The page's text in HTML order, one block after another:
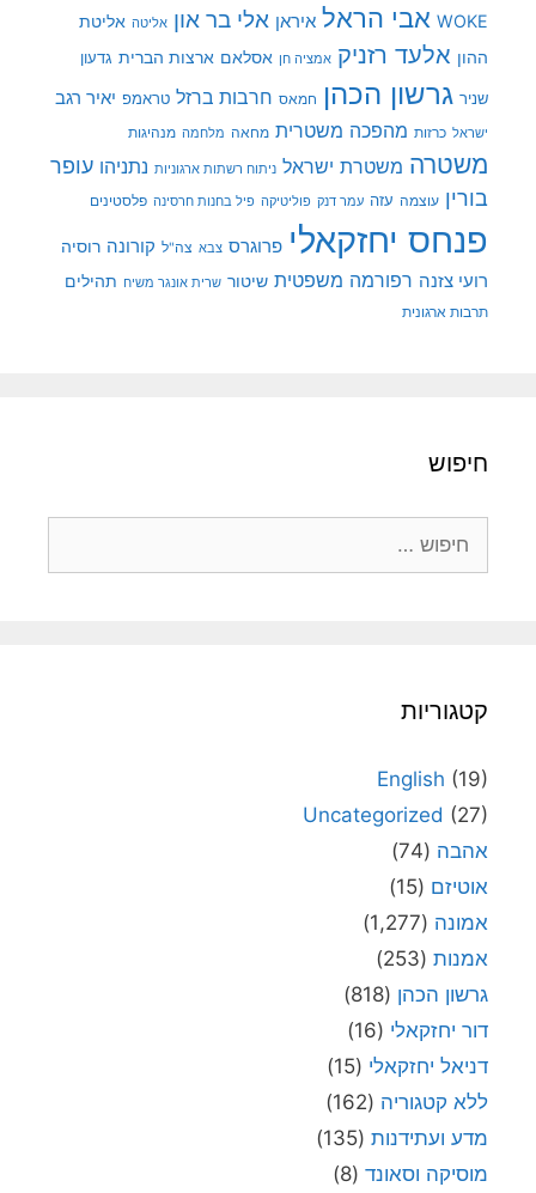
WOKE אבי הראל איראן אלי בר און אליטה אליטת
ההון אלעד רזניק אמציה חן אסלאם ארצות הברית גדעון
שניר גרשון הכהן חמאס חרבות ברזל טראמפ יאיר רגב
ישראל כרזות מהפכה משטרית מחאה מלחמה מנהיגות
משטרה משטרת ישראל ניתוח רשתות ארגוניות נתניהו עופר
בורין עוצמה עזה עמר דנק פוליטיקה פיל בחנות חרסינה פלסטינים
פנחס יחזקאלי פרוגרס צבא צה"ל קורונה רוסיה
רועי צזנה רפורמה משפטית שיטור שרית אונגר משיח תהילים
תרבות ארגונית
חיפוש
קטגוריות
English (19)
Uncategorized (27)
אהבה (74)
אוטיזם (15)
אמונה (1,277)
אמנות (253)
גרשון הכהן (818)
דור יחזקאלי (16)
דניאל יחזקאלי (15)
ללא קטגוריה (162)
מדע ועתידנות (135)
מוסיקה וסאונד (8)